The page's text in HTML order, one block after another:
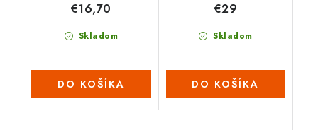
Skladom
€16,70
DO KOŠÍKA
Skladom
€29
DO KOŠÍKA